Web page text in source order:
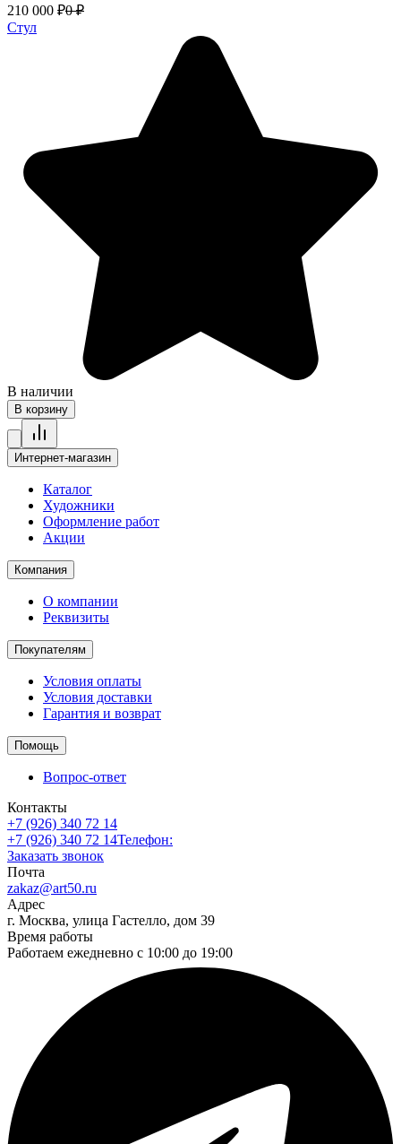
210 000 ₽0 ₽
Стул
В наличии
В корзину
Интернет-магазин
Каталог
Художники
Оформление работ
Акции
Компания
О компании
Реквизиты
Покупателям
Условия оплаты
Условия доставки
Гарантия и возврат
Помощь
Вопрос-ответ
Контакты
+7 (926) 340 72 14
+7 (926) 340 72 14Телефон:
Заказать звонок
Почта
zakaz@art50.ru
Адрес
г. Москва, улица Гастелло, дом 39
Время работы
Работаем ежедневно с 10:00 до 19:00